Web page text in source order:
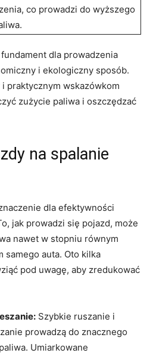
co‍ prowadzi do wyższego⁢
dla prowadzenia
i ekologiczny sposób.
praktycznym wskazówkom
zużycie paliwa⁣ i oszczędzać‌
na‍ spalanie
dla efektywności
⁤jak prowadzi się pojazd, może
nawet w⁤ stopniu równym
auta. Oto kilka
pod uwagę,⁢ aby zredukować
Szybkie ruszanie i
prowadzą​ do znacznego
Umiarkowane